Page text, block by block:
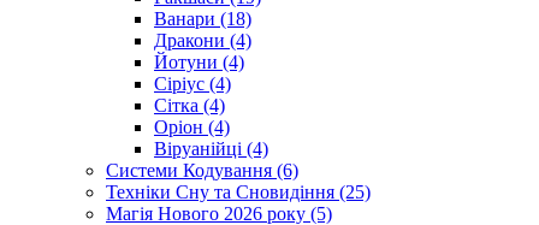
Ванари (18)
Дракони (4)
Йотуни (4)
Сіріус (4)
Сітка (4)
Оріон (4)
Віруанійці (4)
Системи Кодування (6)
Техніки Сну та Сновидіння (25)
Магія Нового 2026 року (5)